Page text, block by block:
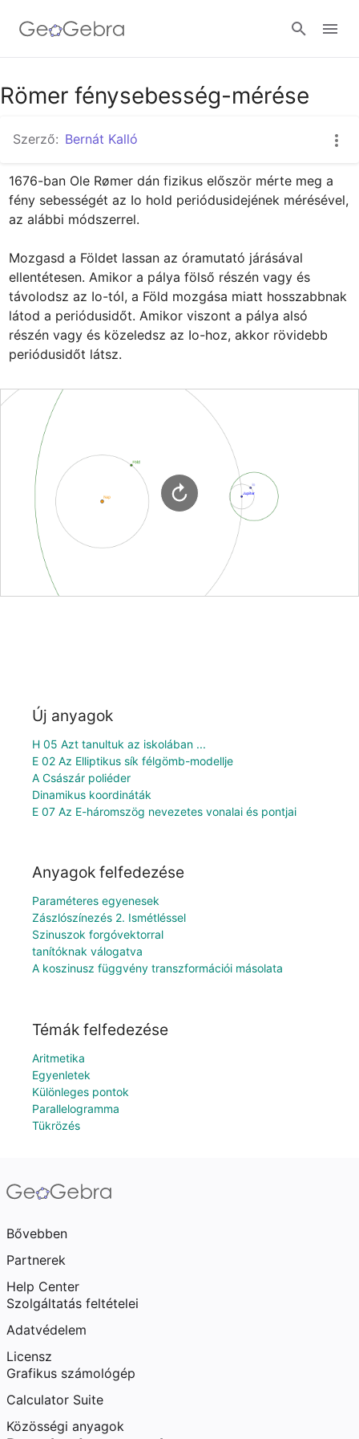
Google Classroom
GeoGebra Classroom
Bejelentkezés
Römer fénysebesség-mérése
Szerző: Bernát Kalló
1676-ban Ole Rømer dán fizikus először mérte meg a
fény sebességét az Io hold periódusidejének mérésével,
az alábbi módszerrel.
Mozgasd a Földet lassan az óramutató járásával
ellentétesen. Amikor a pálya fölső részén vagy és
távolodsz az Io-tól, a Föld mozgása miatt hosszabbnak
látod a periódusidőt. Amikor viszont a pálya alsó
részén vagy és közeledsz az Io-hoz, akkor rövidebb
periódusidőt látsz.
Új anyagok
H 05 Azt tanultuk az iskolában ...
E 02 Az Elliptikus sík félgömb-modellje
A Császár poliéder
Dinamikus koordináták
E 07 Az E-háromszög nevezetes vonalai és pontjai
Anyagok felfedezése
Paraméteres egyenesek
Zászlószínezés 2. Ismétléssel
Szinuszok forgóvektorral
tanítóknak válogatva
A koszinusz függvény transzformációi másolata
Témák felfedezése
Aritmetika
Egyenletek
Különleges pontok
Parallelogramma
Tükrözés
Bővebben
Partnerek
Help Center
Szolgáltatás feltételei
Adatvédelem
Licensz
Grafikus számológép
Calculator Suite
Közösségi anyagok